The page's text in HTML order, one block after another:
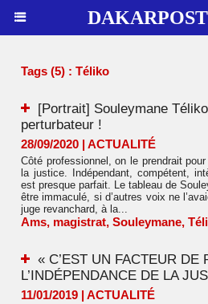
Tags (5) : Téliko
[Portrait] Souleymane
perturbateur !
28/09/2020 | ACTUALITÉ
Côté professionnel, on le prendrait
la justice. Indépendant, compétent,
est presque parfait. Le tableau de
être immaculé, si d’autres voix ne
juge revanchard, à la...
Ams, magistrat, Souleymane,
« C’EST UN FACTEUR DE
L’INDÉPENDANCE DE LA
11/01/2019 | ACTUALITÉ